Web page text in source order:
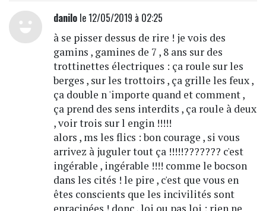
danilole 12/05/2019 à 02:25
à se pisser dessus de rire ! je vois des
gamins , gamines de 7 , 8 ans sur des
trottinettes électriques : ça roule sur les
berges , sur les trottoirs , ça grille les feux ,
ça double n 'importe quand et comment ,
ça prend des sens interdits , ça roule à deux
, voir trois sur l engin !!!!!
alors , ms les flics : bon courage , si vous
arrivez à juguler tout ça !!!!!??????? c'est
ingérable , ingérable !!!! comme le bocson
dans les cités ! le pire , c'est que vous en
êtes conscients que les incivilités sont
enracinées ! donc , loi ou pas loi : rien ne